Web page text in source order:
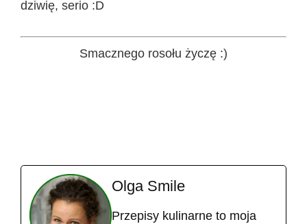
dziwię, serio :D
Smacznego rosołu życzę :)
Olga Smile
Przepisy kulinarne to moja